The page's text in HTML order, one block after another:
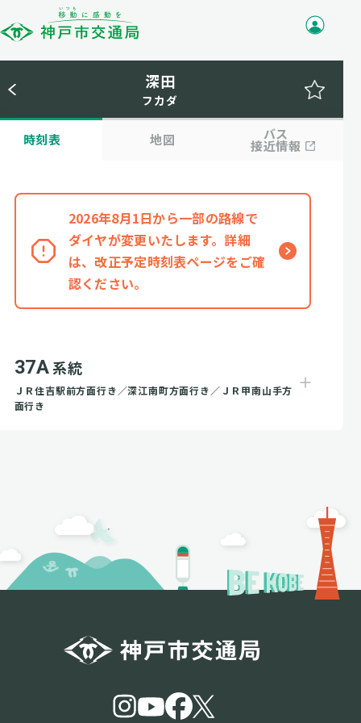
深田
フカダ
時刻表 地図 バス
接近情報
2026年8月1日から一部の路線で
ダイヤが変更いたします。詳細
は、改正予定時刻表ページをご確
認ください。
37A 系統
ＪＲ住吉駅前方面行き／深江南町方面行き／ＪＲ甲南山手方
面行き